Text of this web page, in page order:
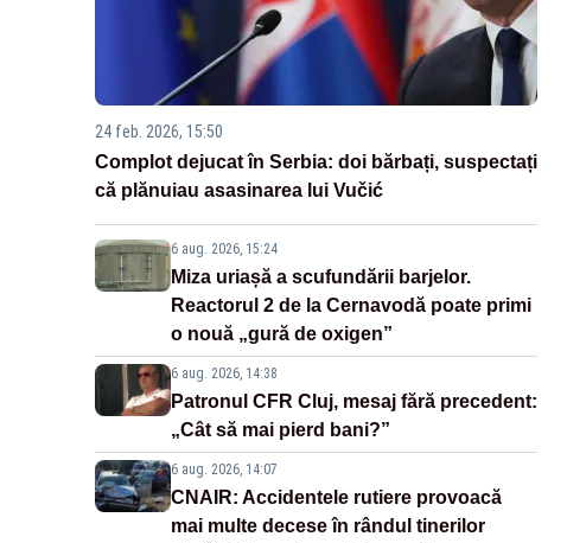
24 feb. 2026, 15:50
Complot dejucat în Serbia: doi bărbați, suspectați
că plănuiau asasinarea lui Vučić
6 aug. 2026, 15:24
Miza uriașă a scufundării barjelor.
Reactorul 2 de la Cernavodă poate primi
o nouă „gură de oxigen”
6 aug. 2026, 14:38
Patronul CFR Cluj, mesaj fără precedent:
„Cât să mai pierd bani?”
6 aug. 2026, 14:07
CNAIR: Accidentele rutiere provoacă
mai multe decese în rândul tinerilor